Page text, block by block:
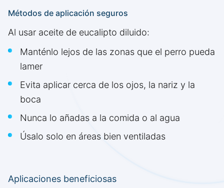
Métodos de aplicación seguros
Al usar aceite de eucalipto diluido:
Manténlo lejos de las zonas que el perro pueda
lamer
Evita aplicar cerca de los ojos, la nariz y la
boca
Nunca lo añadas a la comida o al agua
Úsalo solo en áreas bien ventiladas
Aplicaciones beneficiosas